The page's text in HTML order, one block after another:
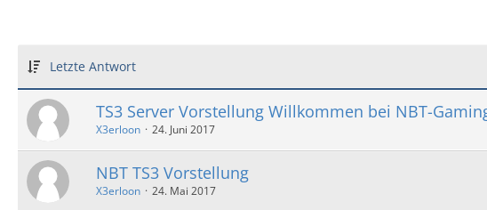
Letzte Antwort
TS3 Server Vorstellung Willkommen bei NBT-
X3erloon 24. Juni 2017
NBT TS3 Vorstellung
X3erloon 24. Mai 2017